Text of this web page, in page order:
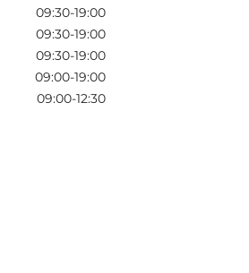
09:30-19:00
09:30-19:00
09:30-19:00
09:00-19:00
09:00-12:30